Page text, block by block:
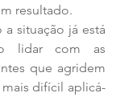
resultado.
situação já está
lidar com as
que agridem
mais difícil aplicá-